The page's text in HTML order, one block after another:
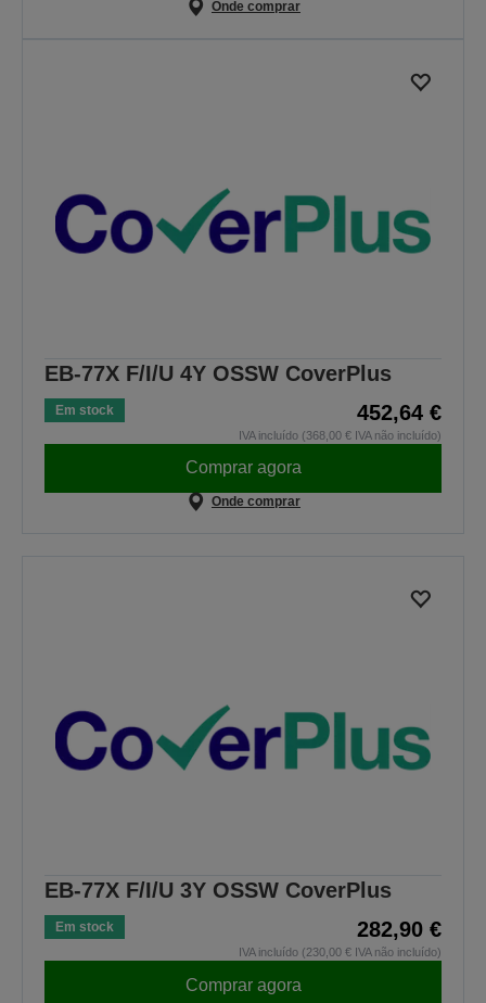
Onde comprar
EB-77X F/I/U 4Y OSSW CoverPlus
Em stock 452,64 €
IVA incluído (368,00 € IVA não incluído)
Comprar agora
Onde comprar
EB-77X F/I/U 3Y OSSW CoverPlus
Em stock 282,90 €
IVA incluído (230,00 € IVA não incluído)
Comprar agora